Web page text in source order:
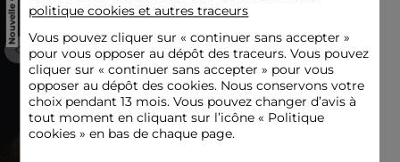
Previous Next Previous Next
politique cookies et autres traceurs
Vous pouvez cliquer sur « continuer sans accepter»
pour vous opposer au dépôt des traceurs. Vous pouvez
cliquer sur « continuer sans accepter » pour vous
opposer au dépôt des cookies. Nous conservons votre
choix pendant 13 mois. Vous pouvez changer d’avis à
tout moment en cliquant sur l’icône « Politique
cookies » en bas de chaque page.